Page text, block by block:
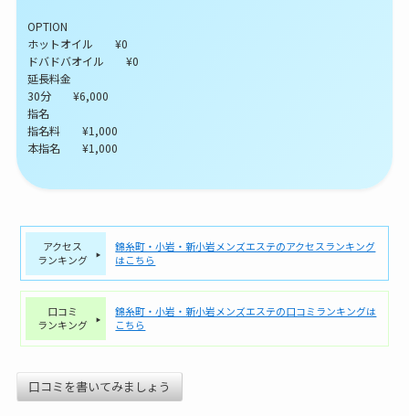
OPTION
ホットオイル ¥0
ドバドバオイル ¥0
延長料金
30分 ¥6,000
指名
指名料 ¥1,000
本指名 ¥1,000
アクセス
ランキング
錦糸町・小岩・新小岩メンズエステのアクセスランキング
はこちら
口コミ
ランキング
錦糸町・小岩・新小岩メンズエステの口コミランキングは
こちら
口コミを書いてみましょう